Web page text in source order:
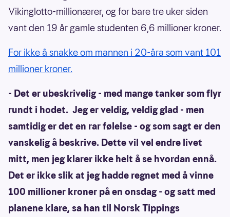
Vikinglotto-millionærer, og for bare tre uker siden
vant den 19 år gamle studenten 6,6 millioner kroner.
For ikke å snakke om mannen i 20-åra som vant 101
millioner kroner.
- Det er ubeskrivelig - med mange tanker som flyr
rundt i hodet. Jeg er veldig, veldig glad - men
samtidig er det en rar følelse - og som sagt er den
vanskelig å beskrive. Dette vil vel endre livet
mitt, men jeg klarer ikke helt å se hvordan ennå.
Det er ikke slik at jeg hadde regnet med å vinne
100 millioner kroner på en onsdag - og satt med
planene klare, sa han til Norsk Tippings